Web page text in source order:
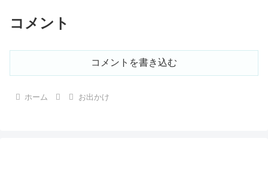
コメント
コメントを書き込む
ホーム お出かけ